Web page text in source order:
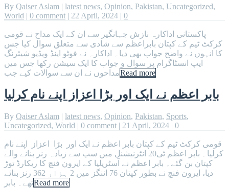
By Qaiser Aslam | latest news, Opinion, Pakistan, Uncategorized,
World | 0 comment | 22 April, 2024 | 0
پاکستانی اداکارہ نازش جہانگیر سے ان کے ایک مداح نے قومی
کرکٹ ٹیم کے کپتان بابراعظم سے شادی سے متعلق سوال کیا جس
کا انہوں نے واضح جواب بھی دیا۔ اداکارہ نے فوٹو اینڈ ویڈیو شیئرنگ
ایپ انسٹاگرام پر سوال و جواب کا ایک سیشن رکھا جس میں
مداحوں نے ان سے سوالات کیے جبRead more
بابر اعظم نے ایک اور بڑا اعزاز اپنے نام کرلیا
By Qaiser Aslam | latest news, Opinion, Pakistan, Sports,
Uncategorized, World | 0 comment | 21 April, 2024 | 0
قومی کرکٹ ٹیم کے کپتان بابر اعظم نے ایک اور بڑا اعزاز اپنے نام
کرلیا۔ بابر اعظم ٹی20 انٹرنیشنل میں سب سے زیادہ رنز بنانے والے
کپتان بن گئے۔ بابر اعظم نے آسٹریلیا کے ایرون فنچ کا ریکارڈ توڑ
دیا، ایرون فنچ نے بطور کپتان 76 اننگز میں 2 ہزار 362 رنز بنائے
تھے۔ بابرRead more